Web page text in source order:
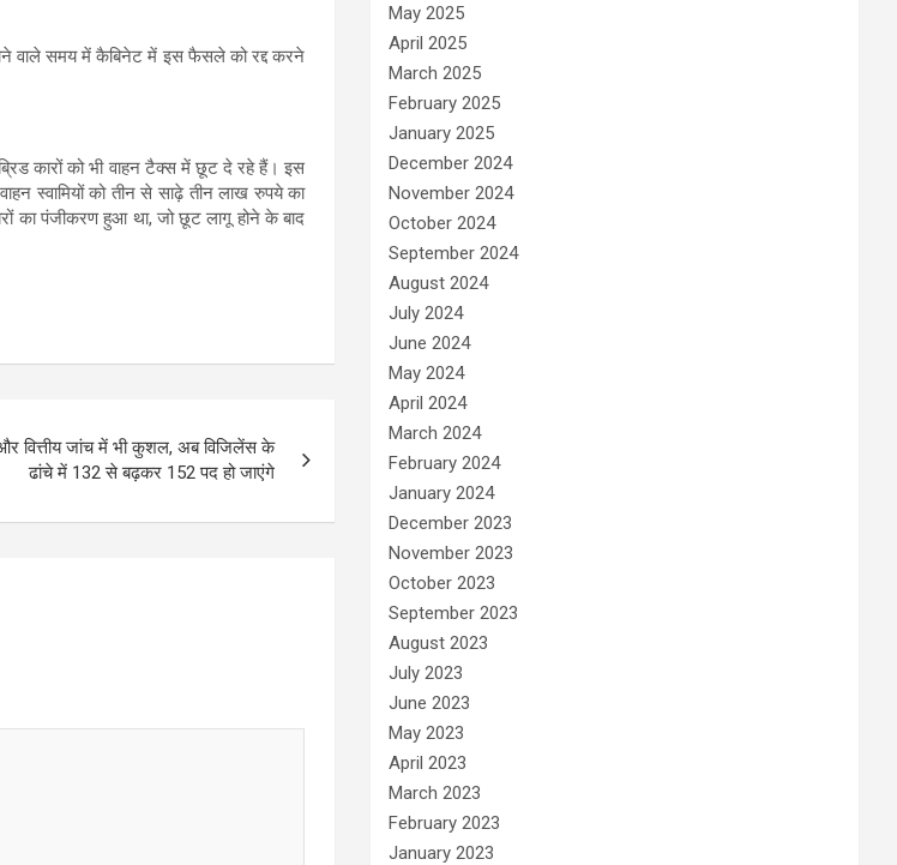
आने वाले समय में कैबिनेट में इस फैसले को रद्द करने
कारों को भी वाहन टैक्स में छूट दे रहे हैं। इस
स्वामियों को तीन से साढ़े तीन लाख रुपये का
का पंजीकरण हुआ था, जो छूट लागू होने के बाद
वित्तीय जांच में भी कुशल, अब विजिलेंस के
ढांचे में 132 से बढ़कर 152 पद हो जाएंगे
May 2025
April 2025
March 2025
February 2025
January 2025
December 2024
November 2024
October 2024
September 2024
August 2024
July 2024
June 2024
May 2024
April 2024
March 2024
February 2024
January 2024
December 2023
November 2023
October 2023
September 2023
August 2023
July 2023
June 2023
May 2023
April 2023
March 2023
February 2023
January 2023